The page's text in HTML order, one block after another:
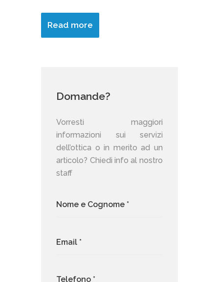
Read more
Domande?
Vorresti maggiori
informazioni sui servizi
dell’ottica o in merito ad un
articolo? Chiedi info al nostro
staff